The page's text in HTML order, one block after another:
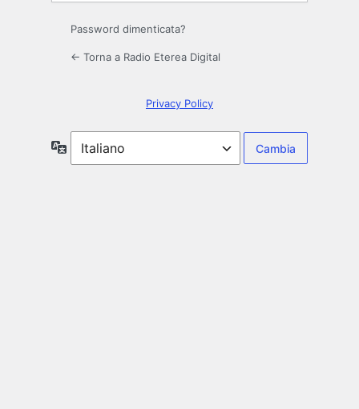
Password dimenticata?
← Torna a Radio Eterea Digital
Privacy Policy
Lingua